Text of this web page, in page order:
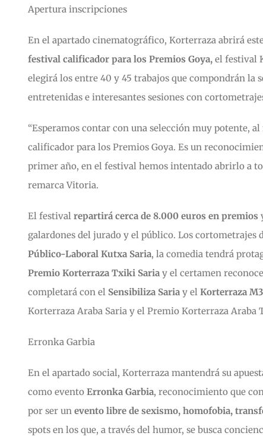
Apertura inscripciones
En el apartado cinematográfico, Korterraza abrirá
festival calificador para los Premios Goya, el festival
elegirá los entre 40 y 45 trabajos que compondrán la
entretenidas e interesantes sesiones con
“Esperamos contar con una selección muy potente,
calificador para los Premios Goya. Es un
primer año, en el festival hemos intentado abrirlo a
remarca Vitoria.
El festival repartirá cerca de 8.000 euros en premios
galardones del jurado y el público. Los cortometrajes
Público-Laboral Kutxa Saria, la comedia tendrá
Premio Korterraza Txiki Saria y el certamen
completará con el Sensibiliza Saria y el Korterraza
Korterraza Araba Saria y el Premio Korterraza Araba
Erronka Garbia
En el apartado social, Korterraza mantendrá su
como evento Erronka Garbia, reconocimiento que
por ser un evento libre de sexismo, homofobia,
spots en los que, a través del humor, se busca